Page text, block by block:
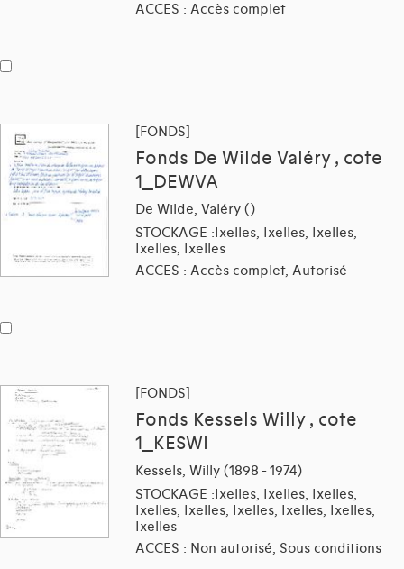
ACCES : Accès complet
[FONDS]
Fonds De Wilde Valéry , cote
1_DEWVA
De Wilde, Valéry ()
STOCKAGE :Ixelles, Ixelles, Ixelles,
Ixelles, Ixelles
ACCES : Accès complet, Autorisé
[FONDS]
Fonds Kessels Willy , cote
1_KESWI
Kessels, Willy (1898 - 1974)
STOCKAGE :Ixelles, Ixelles, Ixelles,
Ixelles, Ixelles, Ixelles, Ixelles, Ixelles,
Ixelles
ACCES : Non autorisé, Sous conditions